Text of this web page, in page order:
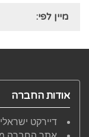
מיין לפי:
אודות החברה
דיירקט